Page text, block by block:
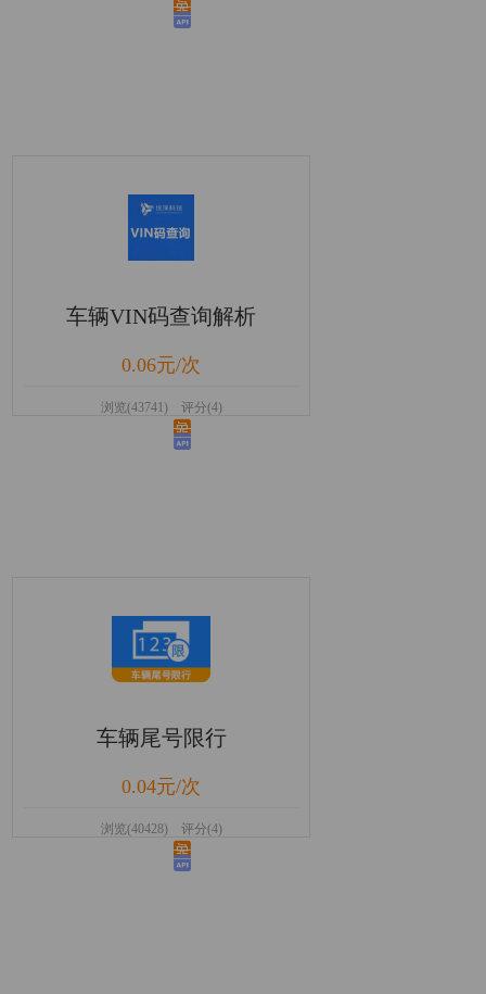
车辆VIN码查询解析
0.06元/次
浏览(43741) 评分(4)
车辆尾号限行
0.04元/次
浏览(40428) 评分(4)